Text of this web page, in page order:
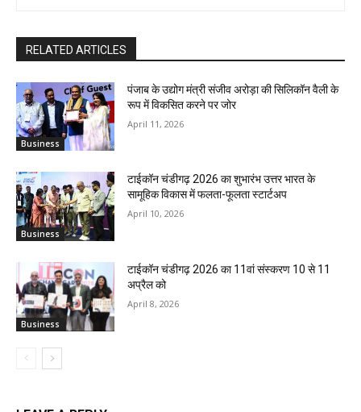
RELATED ARTICLES
Business
पंजाब के उद्योग मंत्री संजीव अरोड़ा की सिलिकॉन वैली के
रूप में विकसित करने पर जोर
April 11, 2026
Business
टाईकॉन चंडीगढ़ 2026 का शुभारंभ उत्तर भारत के
सामूहिक विकास में फलता-फूलता स्टार्टअप
April 10, 2026
Business
टाईकॉन चंडीगढ़ 2026 का 11वां संस्करण 10 से 11
अप्रैल को
April 8, 2026